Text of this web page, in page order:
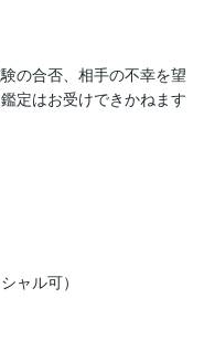
の合否、相手の不幸を望
定はお受けできかねます
ャル可）